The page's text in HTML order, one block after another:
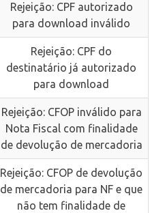
Rejeição: CPF autorizado
para download inválido
Rejeição: CPF do
destinatário já autorizado
para download
Rejeição: CFOP inválido para
Nota Fiscal com finalidade
de devolução de mercadoria
Rejeição: CFOP de devolução
de mercadoria para NF e que
não tem finalidade de